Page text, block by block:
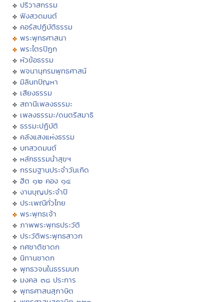
ปริวาสกรรม
ฟังสวดมนต์
คอร์สปฏิบัติธรรม
พระพุทธศาสนา
พระไตรปิฏก
หัวข้อธรรม
พจนานุกรมพุทธศาสน์
มิลินทปัญหา
เสียงธรรม
สถานีเพลงธรรมะ
เพลงธรรมะ/ดนตรีสมาธิ
ธรรมะปฏิบัติ
คลังแสงแห่งธรรม
บทสวดมนต์
หลักธรรมนำสุขฯ
กรรมฐานประจำวันเกิด
ฮีต ๑๒ คอง ๑๔
งานบุญประจำปี
ประเพณีทั่วไทย
พระพุทธเจ้า
ภาพพระพุทธประวัติ
ประวัติพระพุทธสาวก
ทศชาติชาดก
นิทานชาดก
พุทธวจนในธรรมบท
มงคล ๓๘ ประการ
พุทธศาสนสุภาษิต